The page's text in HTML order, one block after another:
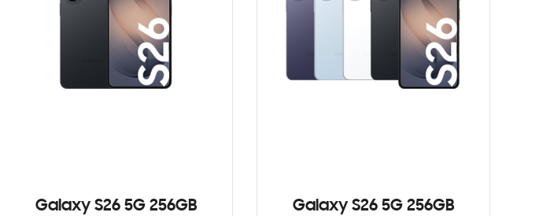
Galaxy S26 5G 256GB
Galaxy S26 5G 256GB